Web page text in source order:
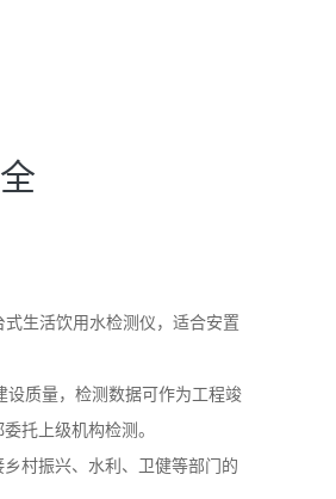
质量，检测数据可作为工程竣